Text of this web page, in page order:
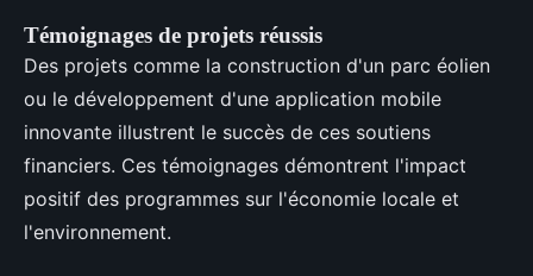
Témoignages de projets réussis
Des projets comme la construction d'un parc éolien
ou le développement d'une application mobile
innovante illustrent le succès de ces soutiens
financiers. Ces témoignages démontrent l'impact
positif des programmes sur l'économie locale et
l'environnement.